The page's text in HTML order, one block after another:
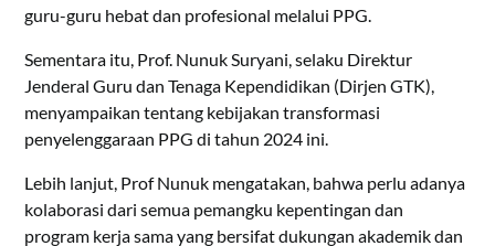
guru-guru hebat dan profesional melalui PPG.
Sementara itu, Prof. Nunuk Suryani, selaku Direktur
Jenderal Guru dan Tenaga Kependidikan (Dirjen GTK),
menyampaikan tentang kebijakan transformasi
penyelenggaraan PPG di tahun 2024 ini.
Lebih lanjut, Prof Nunuk mengatakan, bahwa perlu adanya
kolaborasi dari semua pemangku kepentingan dan
program kerja sama yang bersifat dukungan akademik dan